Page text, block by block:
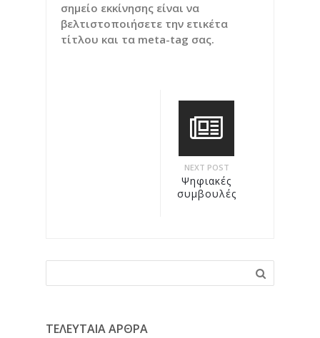
σημείο εκκίνησης είναι να
βελτιστοποιήσετε την ετικέτα
τίτλου και τα meta-tag σας.
NEXT POST
Ψηφιακές
συμβουλές
ΤΕΛΕΥΤΑΙΑ ΑΡΘΡΑ